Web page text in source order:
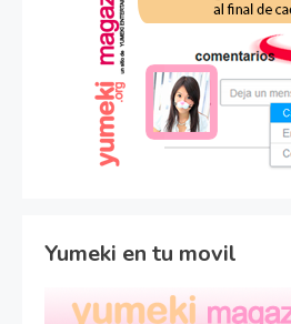
Yumeki en tu movil